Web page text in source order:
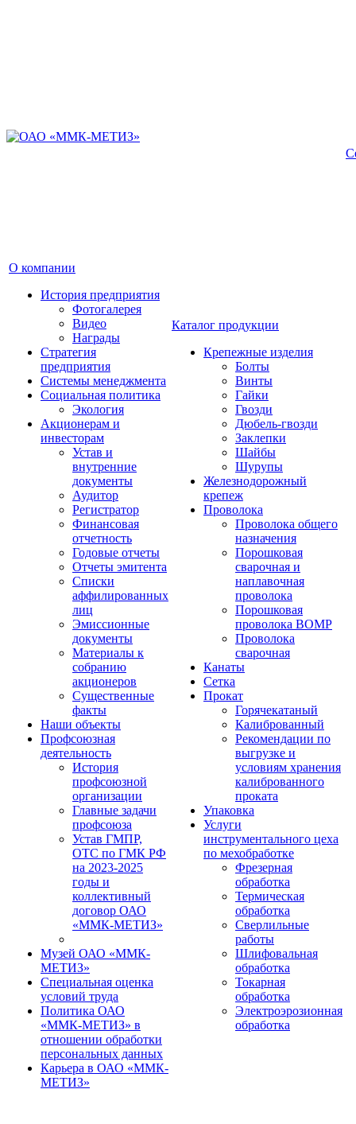
О компании
История предприятия
Фотогалерея
Видео
Награды
Стратегия
предприятия
Системы менеджмента
Социальная политика
Экология
Акционерам и
инвесторам
Устав и
внутренние
документы
Аудитор
Регистратор
Финансовая
отчетность
Годовые отчеты
Отчеты эмитента
Списки
аффилированных
лиц
Эмиссионные
документы
Материалы к
собранию
акционеров
Существенные
факты
Наши объекты
Профсоюзная
деятельность
История
профсоюзной
организации
Главные задачи
профсоюза
Устав ГМПР,
ОТС по ГМК РФ
на 2023-2025
годы и
коллективный
договор ОАО
«ММК-МЕТИЗ»
Музей ОАО «ММК-
МЕТИЗ»
Специальная оценка
условий труда
Политика ОАО
«ММК-МЕТИЗ» в
отношении обработки
персональных данных
Карьера в ОАО «ММК-
МЕТИЗ»
Каталог продукции
Крепежные изделия
Болты
Винты
Гайки
Гвозди
Дюбель-гвозди
Заклепки
Шайбы
Шурупы
Железнодорожный
крепеж
Проволока
Проволока общего
назначения
Порошковая
сварочная и
наплавочная
проволока
Порошковая
проволока ВОМР
Проволока
сварочная
Канаты
Сетка
Прокат
Горячекатаный
Калиброванный
Рекомендации по
выгрузке и
условиям хранения
калиброванного
проката
Упаковка
Услуги
инструментального цеха
по мехобработке
Фрезерная
обработка
Термическая
обработка
Сверлильные
работы
Шлифовальная
обработка
Токарная
обработка
Электроэрозионная
обработка